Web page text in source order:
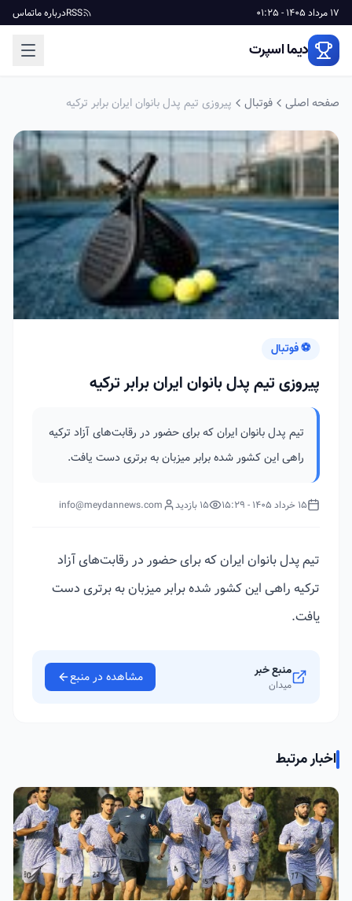
17 مرداد 1405 - 01:25 RSSدرباره ماتماس
دیما اسپرت
صفحه اصلی فوتبال پیروزی تیم پدل بانوان ایران برابر ترکیه
⚽ فوتبال
پیروزی تیم پدل بانوان ایران برابر ترکیه
تیم پدل بانوان ایران که برای حضور در رقابت‌های آزاد ترکیه
راهی این کشور شده برابر میزبان به برتری دست یافت.
15 خرداد 1405 - 15:29 15 بازدید info@meydannews.com
تیم پدل بانوان ایران که برای حضور در رقابت‌های آزاد
ترکیه راهی این کشور شده برابر میزبان به برتری دست
یافت.
منبع خبر
میدان مشاهده در منبع
اخبار مرتبط